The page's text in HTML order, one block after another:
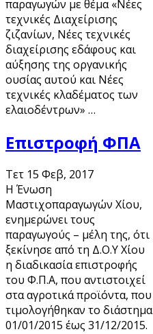
παραγωγών με θέμα «Νέες
τεχνικές Διαχείρισης
ζιζανίων, Νέες τεχνικές
διαχείρισης εδάφους και
αύξησης της οργανικής
ουσίας αυτού και Νέες
τεχνικές κλαδέματος των
ελαιοδέντρων» …
Επιστροφή ΦΠΑ
Τετ 15 Φεβ, 2017
Η Ένωση
Μαστιχοπαραγωγών Χίου,
ενημερώνει τους
παραγωγούς – μέλη της, ότι
ξεκίνησε από τη Δ.Ο.Υ Χίου
η διαδικασία επιστροφής
του Φ.Π.Α, που αντιστοιχεί
στα αγροτικά προϊόντα, που
τιμολογήθηκαν το διάστημα
01/01/2015 έως 31/12/2015.